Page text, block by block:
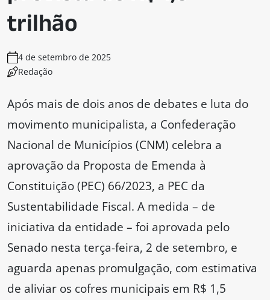
trilhão
4 de setembro de 2025
Redação
Após mais de dois anos de debates e luta do
movimento municipalista, a Confederação
Nacional de Municípios (CNM) celebra a
aprovação da Proposta de Emenda à
Constituição (PEC) 66/2023, a PEC da
Sustentabilidade Fiscal. A medida – de
iniciativa da entidade – foi aprovada pelo
Senado nesta terça-feira, 2 de setembro, e
aguarda apenas promulgação, com estimativa
de aliviar os cofres municipais em R$ 1,5